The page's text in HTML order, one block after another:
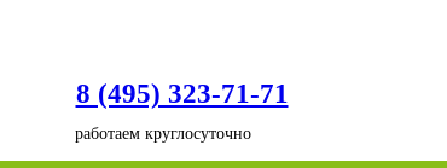
8 (495) 323-71-71
работаем круглосуточно